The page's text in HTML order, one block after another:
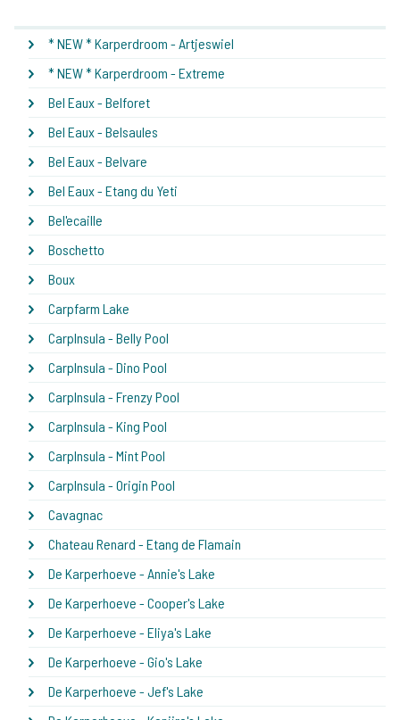
* NEW * Karperdroom - Artjeswiel
* NEW * Karperdroom - Extreme
Bel Eaux - Belforet
Bel Eaux - Belsaules
Bel Eaux - Belvare
Bel Eaux - Etang du Yeti
Bel'ecaille
Boschetto
Boux
Carpfarm Lake
CarpInsula - Belly Pool
CarpInsula - Dino Pool
CarpInsula - Frenzy Pool
CarpInsula - King Pool
CarpInsula - Mint Pool
CarpInsula - Origin Pool
Cavagnac
Chateau Renard - Etang de Flamain
De Karperhoeve - Annie's Lake
De Karperhoeve - Cooper's Lake
De Karperhoeve - Eliya's Lake
De Karperhoeve - Gio's Lake
De Karperhoeve - Jef's Lake